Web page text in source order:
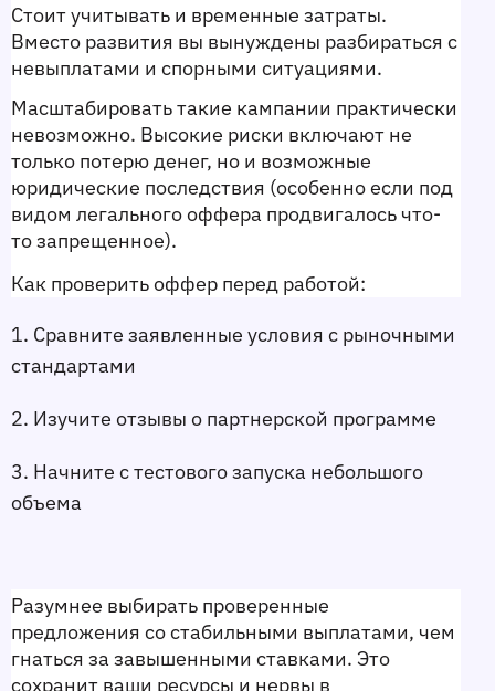
Стоит учитывать и временные затраты.
Вместо развития вы вынуждены разбираться с
невыплатами и спорными ситуациями.
Масштабировать такие кампании практически
невозможно. Высокие риски включают не
только потерю денег, но и возможные
юридические последствия (особенно если под
видом легального оффера продвигалось что-
то запрещенное).
Как проверить оффер перед работой:
1. Сравните заявленные условия с рыночными
стандартами
2. Изучите отзывы о партнерской программе
3. Начните с тестового запуска небольшого
объема
Разумнее выбирать проверенные
предложения со стабильными выплатами, чем
гнаться за завышенными ставками. Это
сохранит ваши ресурсы и нервы в